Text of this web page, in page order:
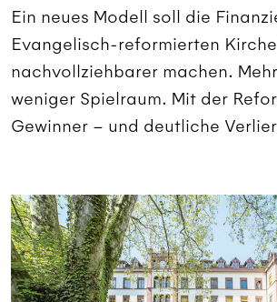
Ein neues Modell soll die
Evangelisch-reformierten
nachvollziehbarer machen.
weniger Spielraum. Mit der
Gewinner – und deutliche